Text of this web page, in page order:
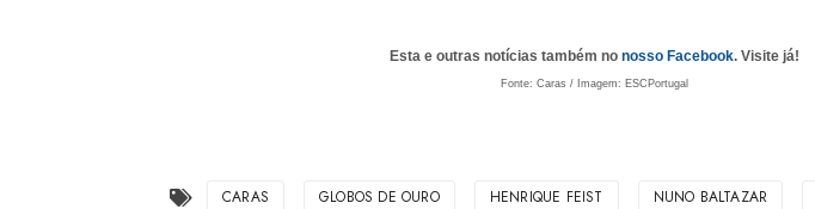
Esta e outras notícias também no nosso Facebook. Visite já!
Fonte: Caras / Imagem: ESCPortugal
CARAS GLOBOS DE OURO HENRIQUE FEIST NUNO BALTAZAR